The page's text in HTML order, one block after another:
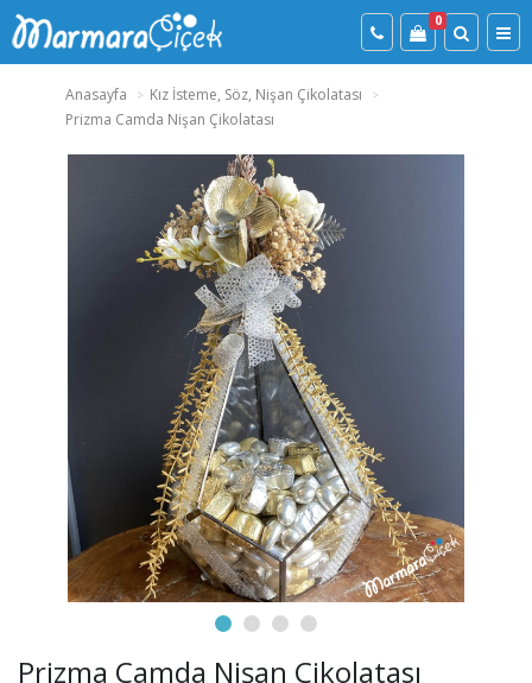
0
Anasayfa
Kız İsteme, Söz, Nişan Çikolatası
Prizma Camda Nişan Çikolatası
Prizma Camda Nişan Çikolatası